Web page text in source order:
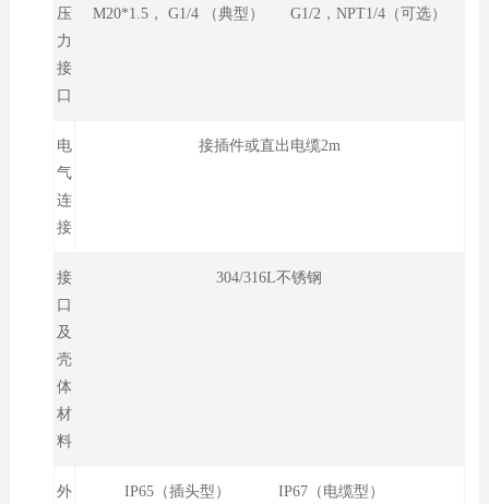
压
力
接
口
M20*1.5， G1/4 （典型） G1/2，NPT1/4（可选）
电
气
连
接
接插件或直出电缆2m
接
口
及
壳
体
材
料
304/316L不锈钢
外
IP65（插头型） IP67（电缆型）